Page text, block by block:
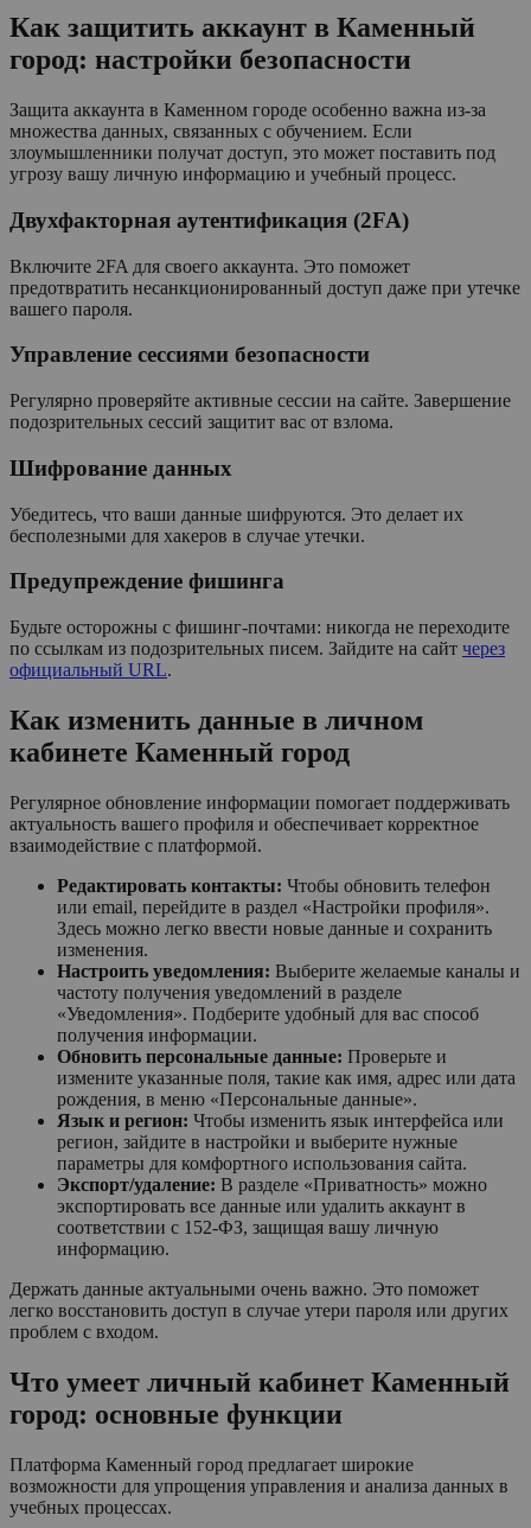
Как защитить аккаунт в Каменный
город: настройки безопасности
Защита аккаунта в Каменном городе особенно важна из-за
множества данных, связанных с обучением. Если
злоумышленники получат доступ, это может поставить под
угрозу вашу личную информацию и учебный процесс.
Двухфакторная аутентификация (2FA)
Включите 2FA для своего аккаунта. Это поможет
предотвратить несанкционированный доступ даже при утечке
вашего пароля.
Управление сессиями безопасности
Регулярно проверяйте активные сессии на сайте. Завершение
подозрительных сессий защитит вас от взлома.
Шифрование данных
Убедитесь, что ваши данные шифруются. Это делает их
бесполезными для хакеров в случае утечки.
Предупреждение фишинга
Будьте осторожны с фишинг-почтами: никогда не переходите
по ссылкам из подозрительных писем. Зайдите на сайт через
официальный URL.
Как изменить данные в личном
кабинете Каменный город
Регулярное обновление информации помогает поддерживать
актуальность вашего профиля и обеспечивает корректное
взаимодействие с платформой.
Редактировать контакты: Чтобы обновить телефон
или email, перейдите в раздел «Настройки профиля».
Здесь можно легко ввести новые данные и сохранить
изменения.
Настроить уведомления: Выберите желаемые каналы и
частоту получения уведомлений в разделе
«Уведомления». Подберите удобный для вас способ
получения информации.
Обновить персональные данные: Проверьте и
измените указанные поля, такие как имя, адрес или дата
рождения, в меню «Персональные данные».
Язык и регион: Чтобы изменить язык интерфейса или
регион, зайдите в настройки и выберите нужные
параметры для комфортного использования сайта.
Экспорт/удаление: В разделе «Приватность» можно
экспортировать все данные или удалить аккаунт в
соответствии с 152-ФЗ, защищая вашу личную
информацию.
Держать данные актуальными очень важно. Это поможет
легко восстановить доступ в случае утери пароля или других
проблем с входом.
Что умеет личный кабинет Каменный
город: основные функции
Платформа Каменный город предлагает широкие
возможности для упрощения управления и анализа данных в
учебных процессах.